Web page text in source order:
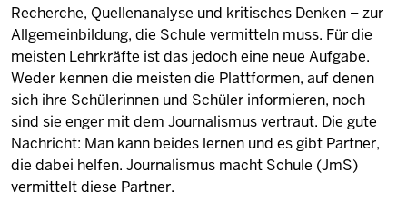
Recherche, Quellenanalyse und kritisches Denken – zur
Allgemeinbildung, die Schule vermitteln muss. Für die
meisten Lehrkräfte ist das jedoch eine neue Aufgabe.
Weder kennen die meisten die Plattformen, auf denen
sich ihre Schülerinnen und Schüler informieren, noch
sind sie enger mit dem Journalismus vertraut. Die gute
Nachricht: Man kann beides lernen und es gibt Partner,
die dabei helfen. Journalismus macht Schule (JmS)
vermittelt diese Partner.